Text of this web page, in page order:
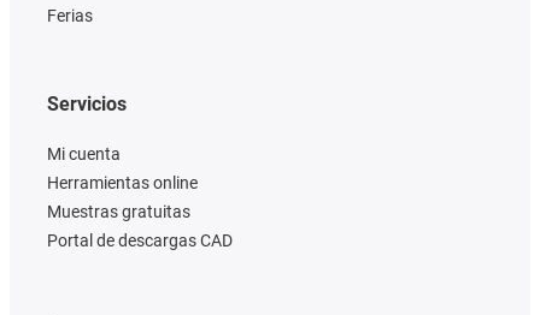
Ferias
Servicios
Mi cuenta
Herramientas online
Muestras gratuitas
Portal de descargas CAD